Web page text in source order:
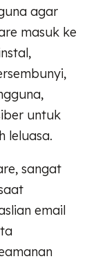
agar
masuk ke
untuk
leluasa.
sangat
email